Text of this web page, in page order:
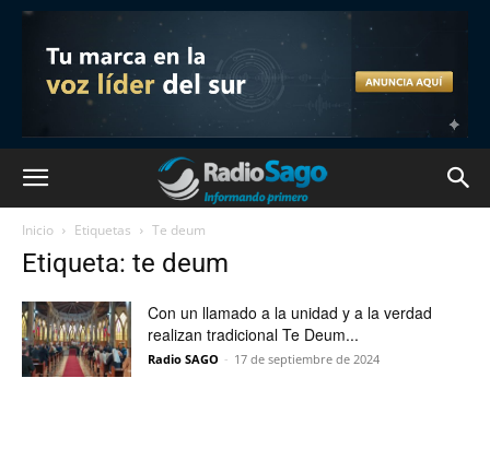
Inicio Etiquetas Te deum
Etiqueta: te deum
Con un llamado a la unidad y a la verdad
realizan tradicional Te Deum...
Radio SAGO - 17 de septiembre de 2024